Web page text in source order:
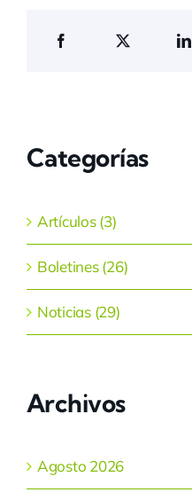
Categorías
Artículos (3)
Boletines (26)
Noticias (29)
Archivos
Agosto 2026